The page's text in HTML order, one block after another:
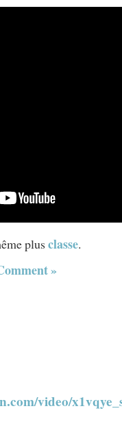
plusclasse.
»
video/